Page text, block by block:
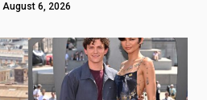
August 6, 2026